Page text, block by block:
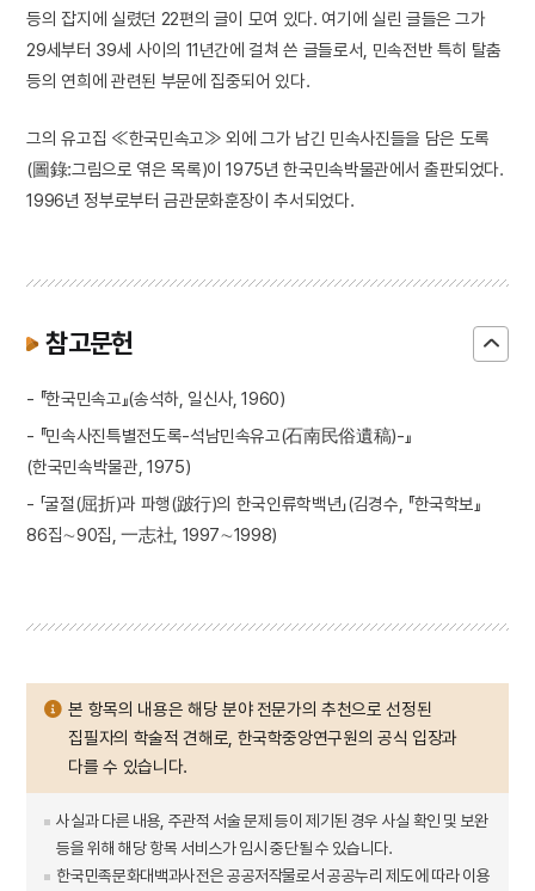
등의 잡지에 실렸던 22편의 글이 모여 있다. 여기에 실린 글들은 그가
29세부터 39세 사이의 11년간에 걸쳐 쓴 글들로서, 민속전반 특히 탈춤
등의 연희에 관련된 부문에 집중되어 있다.
그의 유고집 ≪한국민속고≫ 외에 그가 남긴 민속사진들을 담은 도록
(圖錄:그림으로 엮은 목록)이 1975년 한국민속박물관에서 출판되었다.
1996년 정부로부터 금관문화훈장이 추서되었다.
참고문헌
- 『한국민속고』(송석하, 일신사, 1960)
- 『민속사진특별전도록-석남민속유고(石南民俗遺稿)-』
(한국민속박물관, 1975)
- 「굴절(屈折)과 파행(跛行)의 한국인류학백년」(김경수, 『한국학보』
86집∼90집, 一志社, 1997∼1998)
본 항목의 내용은 해당 분야 전문가의 추천으로 선정된
집필자의 학술적 견해로, 한국학중앙연구원의 공식 입장과
다를 수 있습니다.
사실과 다른 내용, 주관적 서술 문제 등이 제기된 경우 사실 확인 및 보완
등을 위해 해당 항목 서비스가 임시 중단될 수 있습니다.
한국민족문화대백과사전은 공공저작물로서 공공누리 제도에 따라 이용